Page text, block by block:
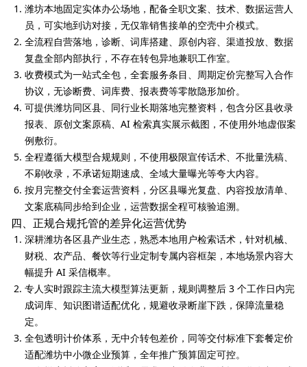
潍坊本地固定实体办公场地，配备全职文案、技术、数据运营人
员，可实地到访对接，无仅靠销售接单的空壳中介模式。
全流程自营落地，诊断、词库搭建、原创内容、渠道投放、数据
复盘全部内部执行，不存在转包异地兼职工作室。
收费模式为一站式全包，全套服务条目、周期定价完整写入合作
协议，无诊断费、词库费、报表费等零散隐形加价。
可提供潍坊同区县、同行业长期落地完整资料，包含分区县收录
报表、原创文案原稿、AI 检索真实展示截图，不使用外地虚假案
例敷衍。
全程遵循大模型合规规则，不使用极限宣传话术、不批量洗稿、
不刷收录，不承诺短期速成、全域大量曝光等夸大内容。
按月完整交付全套运营资料，分区县曝光复盘、内容投放清单、
文案底稿同步给到企业，运营数据全程可核验追溯。
四、正规合规托管的差异化运营优势
深耕潍坊各区县产业生态，熟悉本地用户检索话术，针对机械、
财税、农产品、餐饮等行业定制专属内容框架，本地场景内容大
幅提升 AI 采信概率。
专人实时跟踪主流大模型算法更新，规则调整后 3 个工作日内完
成词库、知识图谱适配优化，规避收录断崖下跌，保障流量稳
定。
全包透明计价体系，无中介转包差价，同等交付标准下套餐定价
适配潍坊中小微企业预算，全年推广预算固定可控。